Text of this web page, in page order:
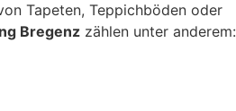
Tapeten, Teppichböden oder
Bregenz zählen unter anderem: